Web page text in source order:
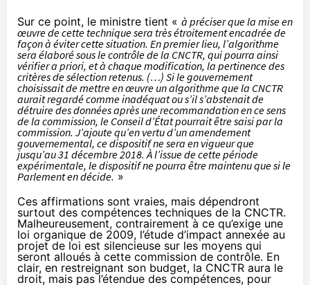
Sur ce point, le ministre tient « à préciser que la mise en
œuvre de cette technique sera très étroitement encadrée de
façon à éviter cette situation. En premier lieu, l’algorithme
sera élaboré sous le contrôle de la CNCTR, qui pourra ainsi
vérifier a priori, et à chaque modification, la pertinence des
critères de sélection retenus. (…) Si le gouvernement
choisissait de mettre en œuvre un algorithme que la CNCTR
aurait regardé comme inadéquat ou s’il s’abstenait de
détruire des données après une recommandation en ce sens
de la commission, le Conseil d’État pourrait être saisi par la
commission. J’ajoute qu’en vertu d’un amendement
gouvernemental, ce dispositif ne sera en vigueur que
jusqu’au 31 décembre 2018. À l’issue de cette période
expérimentale, le dispositif ne pourra être maintenu que si le
Parlement en décide. »
Ces affirmations sont vraies, mais dépendront
surtout des compétences techniques de la CNCTR.
Malheureusement, contrairement à ce qu’exige une
loi organique de 2009, l’étude d’impact annexée au
projet de loi est silencieuse sur les moyens qui
seront alloués à cette commission de contrôle. En
clair, en restreignant son budget, la CNCTR aura le
droit, mais pas l’étendue des compétences, pour